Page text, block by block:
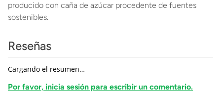
producido con caña de azúcar procedente de fuentes
sostenibles.
Reseñas
Cargando el resumen…
Por favor, inicia sesión para escribir un comentario.